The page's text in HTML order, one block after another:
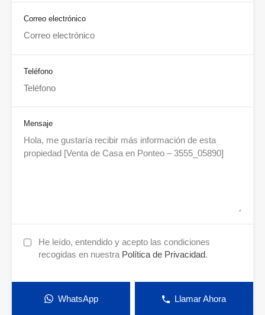
Correo electrónico
Teléfono
Mensaje
He leído, entendido y acepto las condiciones
recogidas en nuestra Política de Privacidad.
WhatsApp Llamar Ahora